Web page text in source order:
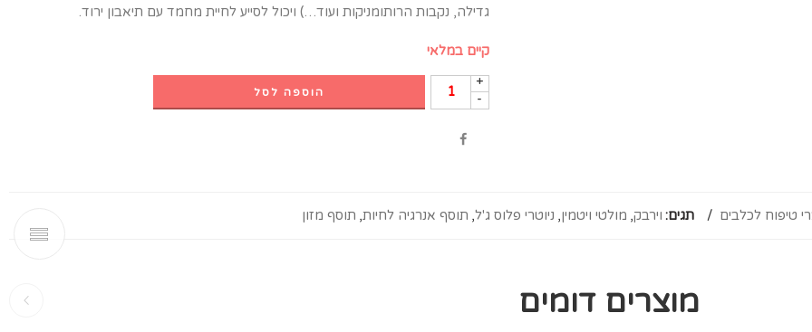
גדילה, נקבות הרותומניקות ועוד…) ויכול לסייע לחיית מחמד עם תיאבון ירוד.
קיים במלאי
+
-
הוספה לסל
טיפוח לכלבים תגים: וירבק, מולטי ויטמין, ניוטרי פלוס ג'ל, תוסף אנרגיה לחיות, תוסף מזון
מוצרים דומים